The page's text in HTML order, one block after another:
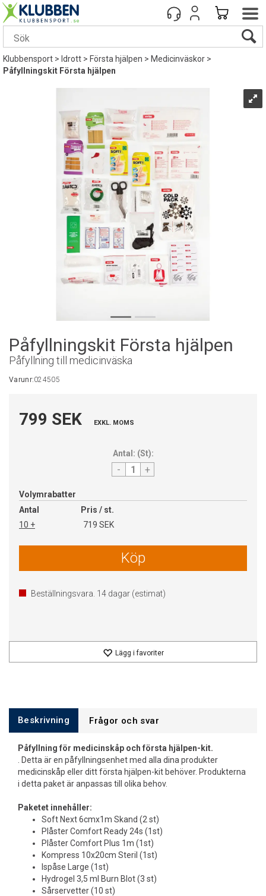
Klubbensport> Idrott>Första hjälpen>Medicinväskor>
Påfyllningskit Första hjälpen
Påfyllningskit Första hjälpen
Påfyllning till medicinväska
Varunr:024505
799 SEK EXKL. MOMS
Antal: (St):
- +
Volymrabatter
Antal
Pris / st.
10 +
719 SEK
Köp
Beställningsvara. 14 dagar (estimat)
Lägg i favoriter
Beskrivning Frågor och svar
Påfyllning för medicinskåp och första hjälpen-kit.
. Detta är en påfyllningsenhet med alla dina produkter
medicinskåp eller ditt första hjälpen-kit behöver. Produkterna
i detta paket är anpassas till olika behov.
Paketet innehåller:
Soft Next 6cmx1m Skand (2 st)
Plåster Comfort Ready 24s (1st)
Plåster Comfort Plus 1m (1st)
Kompress 10x20cm Steril (1st)
Ispåse Large (1st)
Hydrogel 3,5 ml Burn Blot (3 st)
Sårservetter (10 st)